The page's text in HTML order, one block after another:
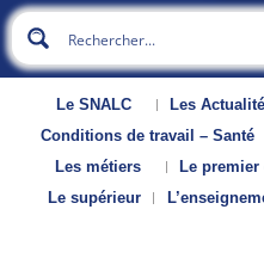
Le SNALC Les
Conditions de travail – Santé
Les métiers
Le premier
Le supérieur